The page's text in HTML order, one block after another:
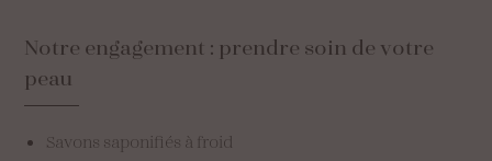
Notre engagement : prendre soin de votre
peau
Savons saponifiés à froid